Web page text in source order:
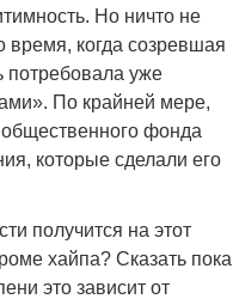
Но ничто не
время, когда созревшая
потребовала уже
По крайней мере,
фонда
которые сделали его
получится на этот
хайпа? Сказать пока
это зависит от